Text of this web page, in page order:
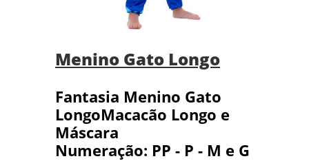
Menino Gato Longo
Fantasia Menino Gato
LongoMacacão Longo e
Máscara
Numeração: PP - P - M e G